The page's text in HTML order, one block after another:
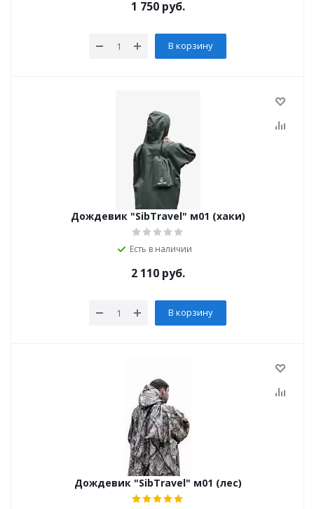
1 750руб.
В корзину
Дождевик "SibTravel" м01 (хаки)
Есть в наличии
2 110руб.
В корзину
Дождевик "SibTravel" м01 (лес)